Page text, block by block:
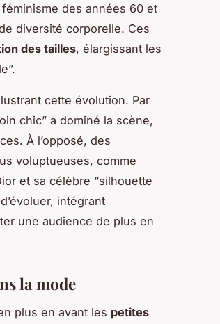
des années 60 et
diversité corporelle. Ces
des tailles, élargissant les
cette évolution. Par
chic” a dominé la scène,
À l’opposé, des
voluptueuses, comme
et sa célèbre “silhouette
intégrant
une audience de plus en
la mode
plus en avant les petites